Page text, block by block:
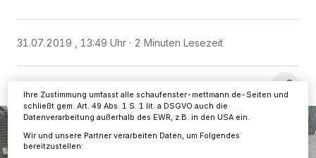
31.07.2019 , 13:49 Uhr 2 Minuten Lesezeit
Anzeigen möglicherweise nicht mehr so relevant für Sie. Sie können
ändern oder Ihre Einwilligung zu widerrufen, indem Sie auf den Link
Ihre Einstellungen gelten innerhalb unseres Website. Weitere
Ihre Zustimmung umfasst alle schaufenster-mettmann.de-Seiten und
schließt gem. Art. 49 Abs. 1 S. 1 lit. a DSGVO auch die
Datenverarbeitung außerhalb des EWR, z.B. in den USA ein.
Wir und unsere Partner verarbeiten Daten, um Folgendes
bereitzustellen: